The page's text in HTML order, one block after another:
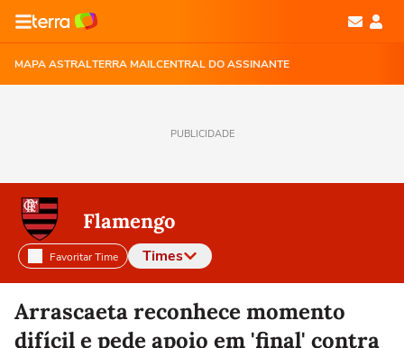
MAPA ASTRALTERRA MAILCENTRAL DO ASSINANTE
PUBLICIDADE
Flamengo
Favoritar Time Times
Selecione o time para ver as notícias
Arrascaeta reconhece momento
difícil e pede apoio em 'final' contra